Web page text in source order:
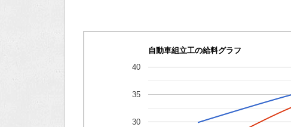
自動車組立工の給料グラフ
30
35
40